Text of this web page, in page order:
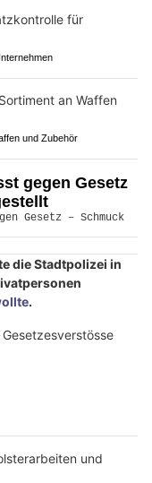
und Zubehör
gegen Gesetz
die Stadtpolizei in
.